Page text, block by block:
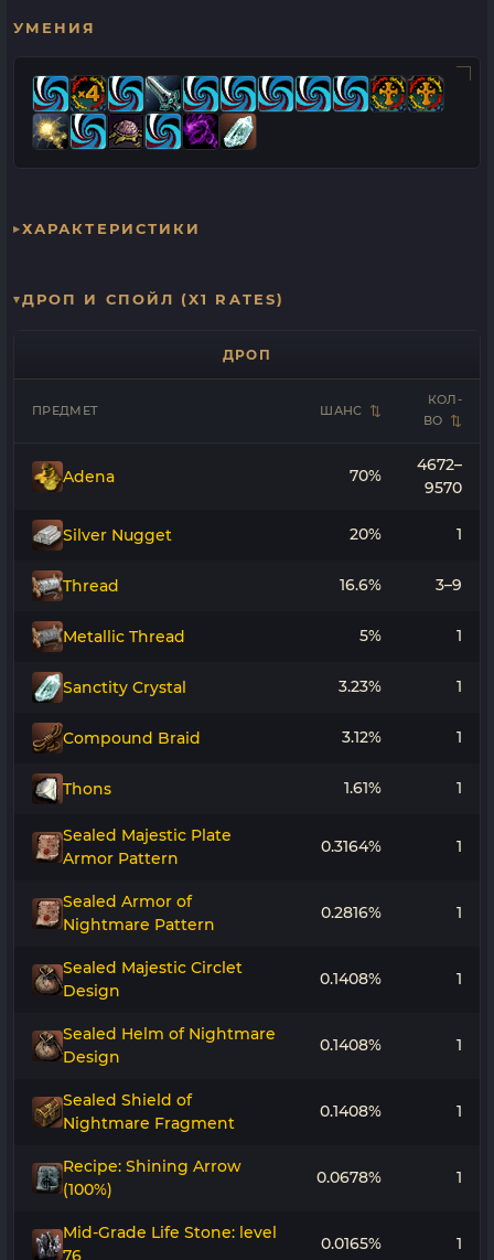
УМЕНИЯ
ХАРАКТЕРИСТИКИ
ДРОП И СПОЙЛ (X1 RATES)
ДРОП
ПРЕДМЕТ ШАНС
КОЛ-
ВО
Adena 70%
4672–
9570
Silver Nugget 20% 1
Thread 16.6% 3–9
Metallic Thread 5% 1
Sanctity Crystal 3.23% 1
Compound Braid 3.12% 1
Thons 1.61% 1
Sealed Majestic Plate
Armor Pattern
0.3164% 1
Sealed Armor of
Nightmare Pattern
0.2816% 1
Sealed Majestic Circlet
Design
0.1408% 1
Sealed Helm of Nightmare
Design
0.1408% 1
Sealed Shield of
Nightmare Fragment
0.1408% 1
Recipe: Shining Arrow
(100%)
0.0678% 1
Mid-Grade Life Stone: level
76
0.0165% 1